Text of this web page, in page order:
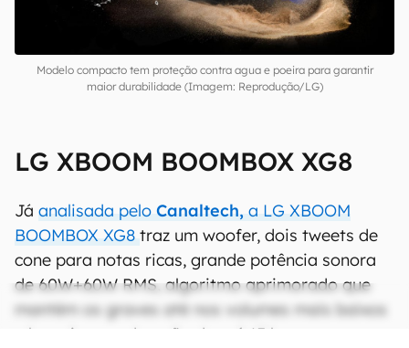
Modelo compacto tem proteção contra agua e poeira para garantir
maior durabilidade (Imagem: Reprodução/LG)
LG XBOOM BOOMBOX XG8
Já analisada pelo Canaltech, a LG XBOOM
BOOMBOX XG8 traz um woofer, dois tweets de
cone para notas ricas, grande potência sonora
de 60W+60W RMS, algoritmo aprimorado que
mantém os graves até nos volumes mais baixos
e bateria com duração de até 15 horas.